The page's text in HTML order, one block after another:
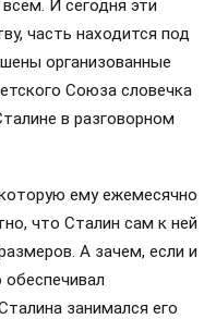
И сегодня эти
часть находится под
организованные
Союза словечка
в разговорном
ему ежемесячно
что Сталин сам к ней
А зачем, если и
занимался его